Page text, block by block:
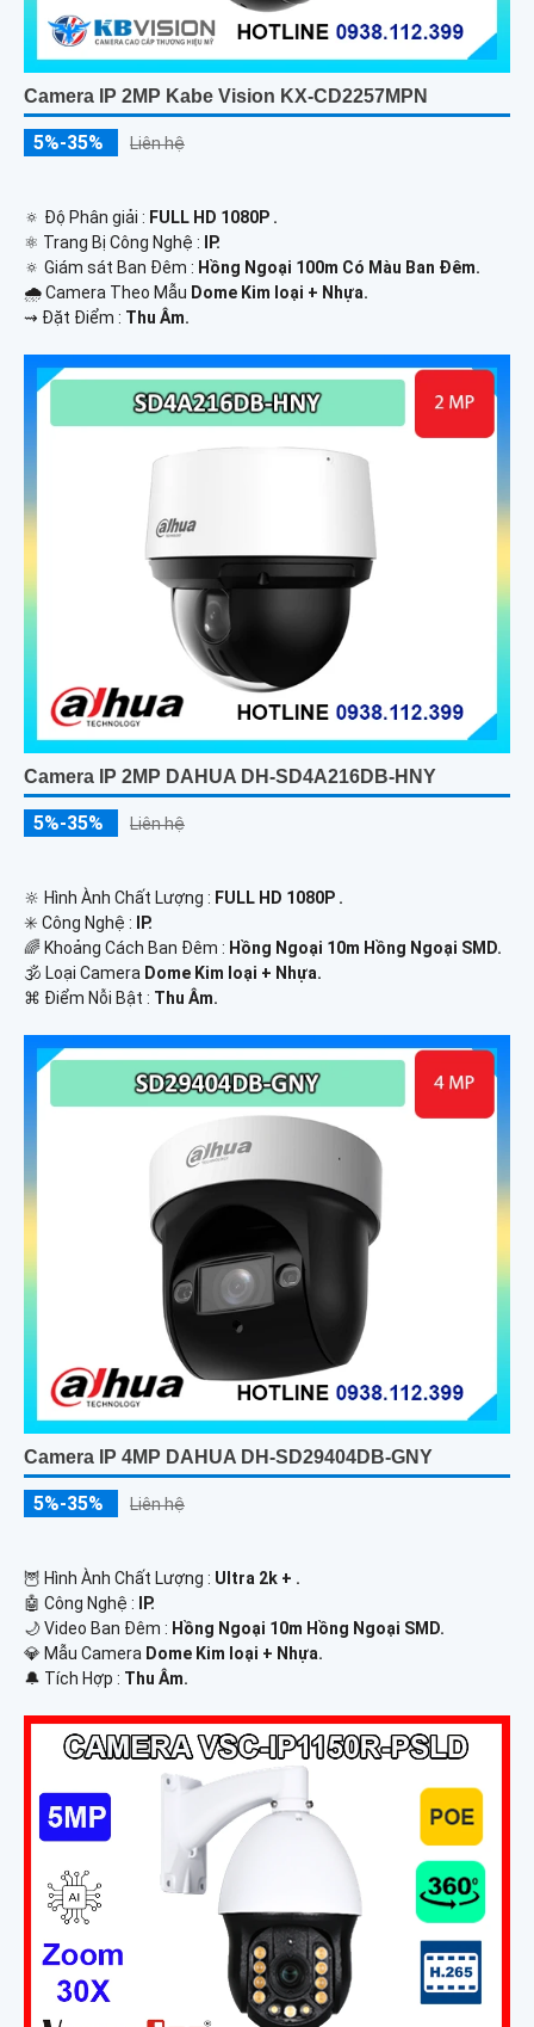
Camera IP 2MP Kabe Vision KX-CD2257MPN
5%-35% Liên hệ
🔅 Độ Phân giải : FULL HD 1080P .
⚛️ Trang Bị Công Nghệ :
IP.
🔅 Giám sát Ban Đêm : Hồng Ngoại 100m Có Màu Ban Ðêm.
🌧️ Camera Theo Mẫu Dome Kim loại + Nhựa.
️⇝ Đặt Điểm : Thu Âm.
Camera IP 2MP DAHUA DH-SD4A216DB-HNY
5%-35% Liên hệ
🔆 Hình Ành Chất Lượng : FULL HD 1080P .
✳️ Công Nghệ :
IP.
🌈 Khoảng Cách Ban Đêm : Hồng Ngoại 10m Hồng Ngoại SMD.
🕉️ Loại Camera Dome Kim loại + Nhựa.
️⌘ Điểm Nỗi Bật : Thu Âm.
Camera IP 4MP DAHUA DH-SD29404DB-GNY
5%-35% Liên hệ
🦉 Hình Ành Chất Lượng : Ultra 2k + .
🤖️ Công Nghệ :
IP.
🌙 Video Ban Đêm : Hồng Ngoại 10m Hồng Ngoại SMD.
💎 Mẫu Camera Dome Kim loại + Nhựa.
️🔔 Tích Hợp : Thu Âm.